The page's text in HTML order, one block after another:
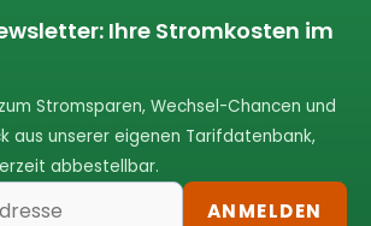
Ihre Stromkosten im
Stromsparen, Wechsel-Chancen und
aus unserer eigenen Tarifdatenbank,
abbestellbar.
ANMELDEN